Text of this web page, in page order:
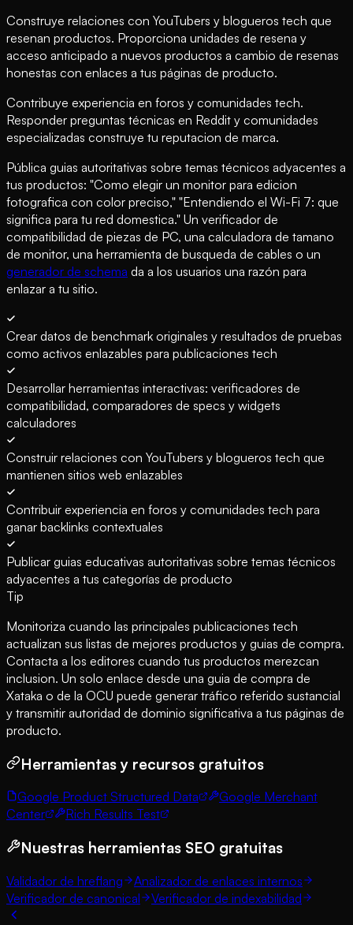
Construye relaciones con YouTubers y blogueros tech que
resenan productos. Proporciona unidades de resena y
acceso anticipado a nuevos productos a cambio de resenas
honestas con enlaces a tus páginas de producto.
Contribuye experiencia en foros y comunidades tech.
Responder preguntas técnicas en Reddit y comunidades
especializadas construye tu reputacion de marca.
Pública guias autoritativas sobre temas técnicos adyacentes a
tus productos: "Como elegir un monitor para edicion
fotografica con color preciso," "Entendiendo el Wi-Fi 7: que
significa para tu red domestica." Un verificador de
compatibilidad de piezas de PC, una calculadora de tamano
de monitor, una herramienta de busqueda de cables o un
generador de schema da a los usuarios una razón para
enlazar a tu sitio.
Crear datos de benchmark originales y resultados de pruebas
como activos enlazables para publicaciones tech
Desarrollar herramientas interactivas: verificadores de
compatibilidad, comparadores de specs y widgets
calculadores
Construir relaciones con YouTubers y blogueros tech que
mantienen sitios web enlazables
Contribuir experiencia en foros y comunidades tech para
ganar backlinks contextuales
Publicar guias educativas autoritativas sobre temas técnicos
adyacentes a tus categorías de producto
Tip
Monitoriza cuando las principales publicaciones tech
actualizan sus listas de mejores productos y guias de compra.
Contacta a los editores cuando tus productos merezcan
inclusion. Un solo enlace desde una guia de compra de
Xataka o de la OCU puede generar tráfico referido sustancial
y transmitir autoridad de dominio significativa a tus páginas de
producto.
Herramientas y recursos gratuitos
Google Product Structured Data
Google Merchant
Center
Rich Results Test
Nuestras herramientas SEO gratuitas
Validador de hreflang
Analizador de enlaces internos
Verificador de canonical
Verificador de indexabilidad